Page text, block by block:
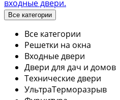
Все категории
Все категории
Решетки на окна
Входные двери
Двери для дач и домов
Технические двери
УльтраТерморазрыв